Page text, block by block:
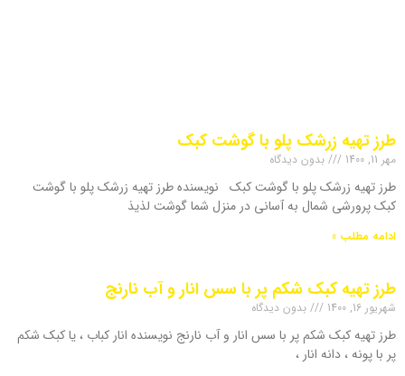
طرز تهیه زرشک پلو با گوشت کبک
مهر 11, 1400 بدون دیدگاه
طرز تهیه زرشک پلو با گوشت کبک نویسنده طرز تهیه زرشک پلو با گوشت
کبک پرورشی شمال به آسانی در منزل شما گوشت لذیذ
ادامه مطلب »
طرز تهیه کبک شکم پر با سس انار و آب نارنج
شهریور 16, 1400 بدون دیدگاه
طرز تهیه کبک شکم پر با سس انار و آب نارنج نویسنده انار کباب ، یا کبک شکم
پر با پونه ، دانه انار ،